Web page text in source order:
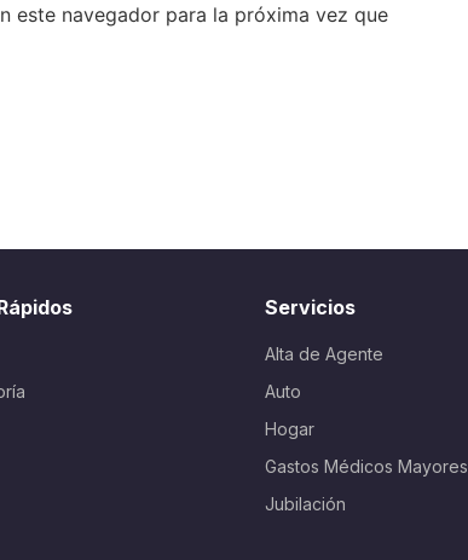
este navegador para la próxima vez que
Servicios
Alta de Agente
Auto
Hogar
Gastos Médicos Mayores
Jubilación